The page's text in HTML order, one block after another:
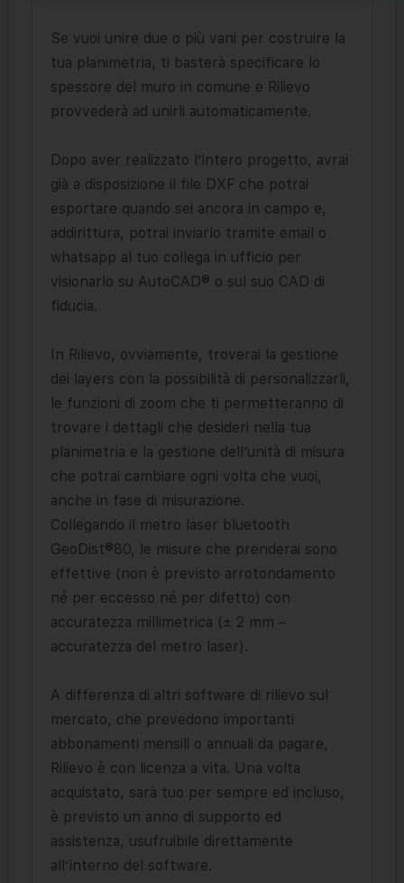
Se vuoi unire due o più vani per costruire la
tua planimetria, ti basterà specificare lo
spessore del muro in comune e Rilievo
provvederà ad unirli automaticamente.
Dopo aver realizzato l’intero progetto, avrai
già a disposizione il file DXF che potrai
esportare quando sei ancora in campo e,
addirittura, potrai inviarlo tramite email o
whatsapp al tuo collega in ufficio per
visionarlo su AutoCAD® o sul suo CAD di
fiducia.
In Rilievo, ovviamente, troverai la gestione
dei layers con la possibilità di personalizzarli,
le funzioni di zoom che ti permetteranno di
trovare i dettagli che desideri nella tua
planimetria e la gestione dell’unità di misura
che potrai cambiare ogni volta che vuoi,
anche in fase di misurazione.
Collegando il metro laser bluetooth
GeoDist®80, le misure che prenderai sono
effettive (non è previsto arrotondamento
né per eccesso né per difetto) con
accuratezza millimetrica (± 2 mm –
accuratezza del metro laser).
A differenza di altri software di rilievo sul
mercato, che prevedono importanti
abbonamenti mensili o annuali da pagare,
Rilievo è con licenza a vita. Una volta
acquistato, sarà tuo per sempre ed incluso,
è previsto un anno di supporto ed
assistenza, usufruibile direttamente
all’interno del software.